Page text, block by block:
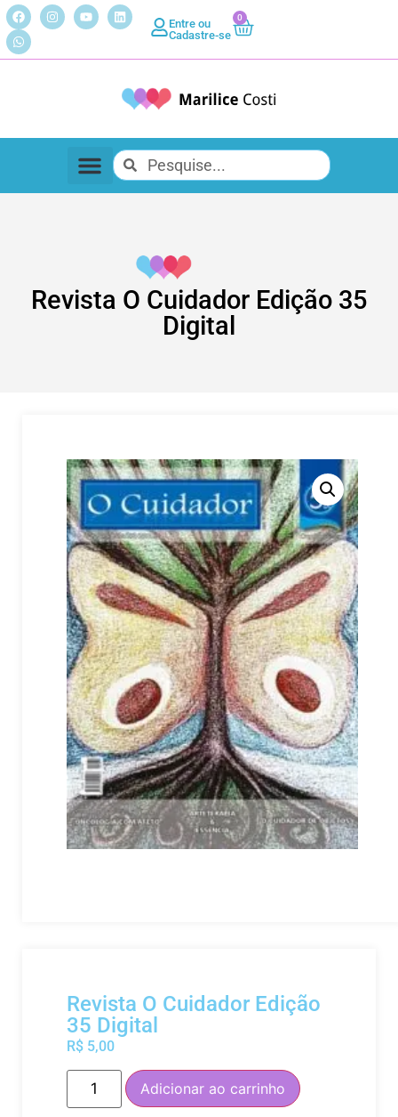
Entre ou
Cadastre-se
0
Revista O Cuidador Edição 35
Digital
Revista O Cuidador Edição
35 Digital
R$ 5,00
Adicionar ao carrinho